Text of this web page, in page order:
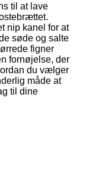
til at lave
nip kanel for at
søde og salte
figner
fornøjelse, der
du vælger
måde at
til dine